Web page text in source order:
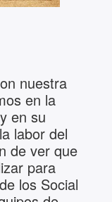
nuestra
en la
en su
labor del
de ver que
para
los Social